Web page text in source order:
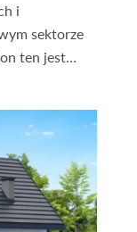
i
sektorze
ten jest
ryzyka,
z Białorusią.
które mają
jego